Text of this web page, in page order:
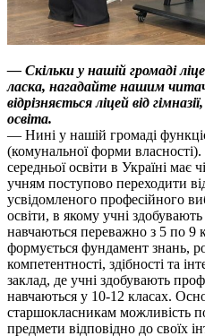
— Скільки у нашій громаді
ласка, нагадайте нашим
відрізняється ліцей від
освіта.
— Нині у нашій громаді
(комунальної форми власності).
середньої освіти в Україні має
учням поступово переходити
усвідомленого професійного
освіти, в якому учні
навчаються переважно з 5 по 9
формується фундамент знань,
компетентності, здібності та
заклад, де учні здобувають
навчаються у 10-12 класах.
старшокласникам можливість
предмети відповідно до своїх